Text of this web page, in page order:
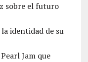
sobre el futuro
identidad de su
Jam que